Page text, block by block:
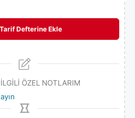
Tarif Defterine Ekle
ÖZEL NOTLARIM